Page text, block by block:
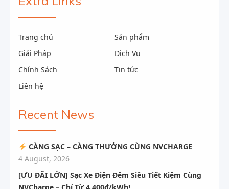
Trang chủ
Sản phẩm
Giải Pháp
Dịch Vụ
Chính Sách
Tin tức
Liên hệ
Recent News
CÀNG SẠC – CÀNG THƯỞNG CÙNG NVCHARGE
4 August, 2026
[ƯU ĐÃI LỚN] Sạc Xe Điện Đêm Siêu Tiết Kiệm Cùng